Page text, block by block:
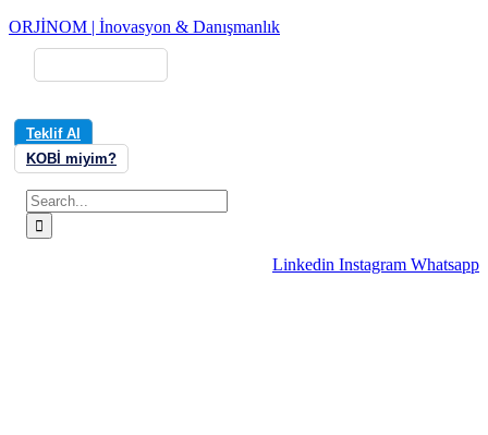
ORJİNOM | İnovasyon & Danışmanlık
Teklif Al
KOBİ miyim?
Linkedin Instagram Whatsapp